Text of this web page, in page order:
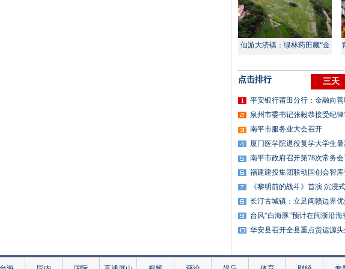
仙游大济镇：绿林药田藏“金
点击排行 三天
平安银行莆田分行：金融向
泉州市委书记张毅恭接受纪
南平市服务业大会召开
厦门医学院退役复学大学生
南平市政府召开第78次常务会
福建建投集团联动国创会智
《黎明前的战斗》首演 沉浸
长汀古城镇：立足闽赣边界
台风“白海豚”预计在闽浙沿
华安县召开全县重点货运源